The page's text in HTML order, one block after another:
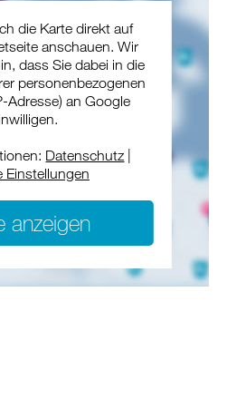
die Karte direkt auf
anschauen. Wir
dass Sie dabei in die
personenbezogenen
Adresse) an Google
Datenschutz
Einstellungen
anzeigen